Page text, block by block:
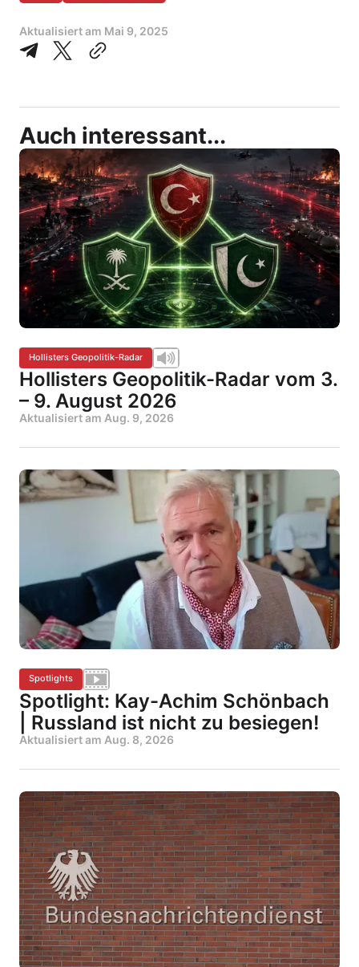
Aktualisiert am Mai 9, 2025
Auch interessant...
Hollisters Geopolitik-Radar
Hollisters Geopolitik-Radar vom 3.
– 9. August 2026
Aktualisiert am Aug. 9, 2026
Spotlights
Spotlight: Kay-Achim Schönbach
| Russland ist nicht zu besiegen!
Aktualisiert am Aug. 8, 2026